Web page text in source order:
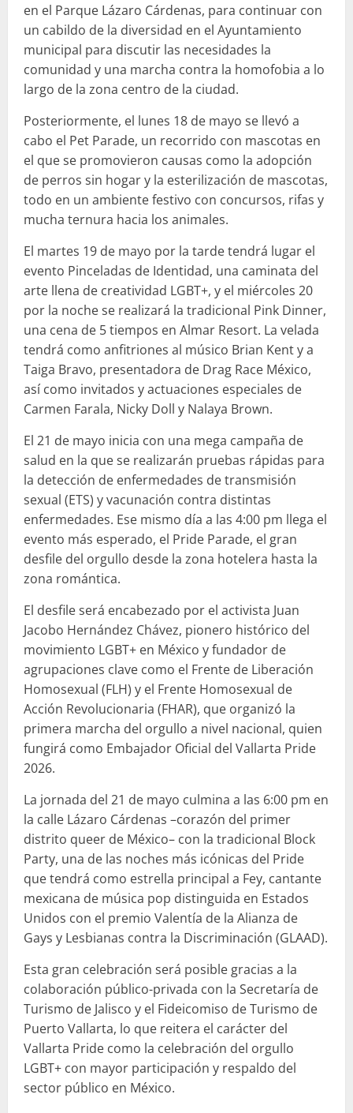
en el Parque Lázaro Cárdenas, para continuar con
un cabildo de la diversidad en el Ayuntamiento
municipal para discutir las necesidades la
comunidad y una marcha contra la homofobia a lo
largo de la zona centro de la ciudad.
Posteriormente, el lunes 18 de mayo se llevó a
cabo el Pet Parade, un recorrido con mascotas en
el que se promovieron causas como la adopción
de perros sin hogar y la esterilización de mascotas,
todo en un ambiente festivo con concursos, rifas y
mucha ternura hacia los animales.
El martes 19 de mayo por la tarde tendrá lugar el
evento Pinceladas de Identidad, una caminata del
arte llena de creatividad LGBT+, y el miércoles 20
por la noche se realizará la tradicional Pink Dinner,
una cena de 5 tiempos en Almar Resort. La velada
tendrá como anfitriones al músico Brian Kent y a
Taiga Bravo, presentadora de Drag Race México,
así como invitados y actuaciones especiales de
Carmen Farala, Nicky Doll y Nalaya Brown.
El 21 de mayo inicia con una mega campaña de
salud en la que se realizarán pruebas rápidas para
la detección de enfermedades de transmisión
sexual (ETS) y vacunación contra distintas
enfermedades. Ese mismo día a las 4:00 pm llega el
evento más esperado, el Pride Parade, el gran
desfile del orgullo desde la zona hotelera hasta la
zona romántica.
El desfile será encabezado por el activista Juan
Jacobo Hernández Chávez, pionero histórico del
movimiento LGBT+ en México y fundador de
agrupaciones clave como el Frente de Liberación
Homosexual (FLH) y el Frente Homosexual de
Acción Revolucionaria (FHAR), que organizó la
primera marcha del orgullo a nivel nacional, quien
fungirá como Embajador Oficial del Vallarta Pride
2026.
La jornada del 21 de mayo culmina a las 6:00 pm en
la calle Lázaro Cárdenas –corazón del primer
distrito queer de México– con la tradicional Block
Party, una de las noches más icónicas del Pride
que tendrá como estrella principal a Fey, cantante
mexicana de música pop distinguida en Estados
Unidos con el premio Valentía de la Alianza de
Gays y Lesbianas contra la Discriminación (GLAAD).
Esta gran celebración será posible gracias a la
colaboración público-privada con la Secretaría de
Turismo de Jalisco y el Fideicomiso de Turismo de
Puerto Vallarta, lo que reitera el carácter del
Vallarta Pride como la celebración del orgullo
LGBT+ con mayor participación y respaldo del
sector público en México.